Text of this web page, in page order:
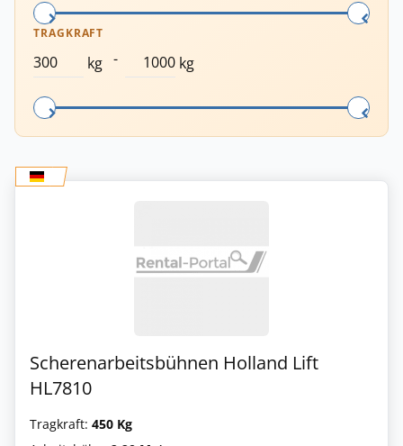
TRAGKRAFT
kg - kg
Scherenarbeitsbühnen Holland Lift
HL7810
Tragkraft: 450 Kg